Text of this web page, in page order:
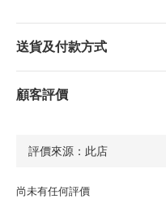
送貨及付款方式
顧客評價
尚未有任何評價